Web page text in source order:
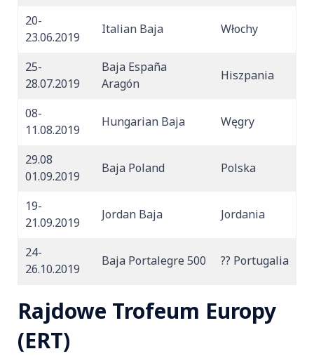
20-
23.06.2019
Italian Baja Włochy
25-
28.07.2019
Baja España
Aragón
Hiszpania
08-
11.08.2019
Hungarian Baja Węgry
29.08
01.09.2019
Baja Poland Polska
19-
21.09.2019
Jordan Baja Jordania
24-
26.10.2019
Baja Portalegre 500 ?? Portugalia
Rajdowe Trofeum Europy
(ERT)